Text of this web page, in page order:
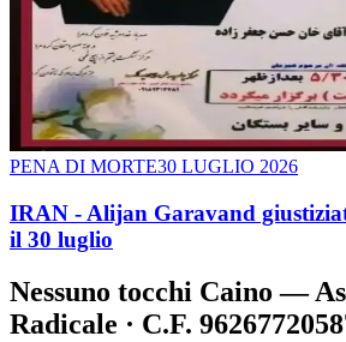
PENA DI MORTE30 LUGLIO 2026
IRAN - Alijan Garavand
il 30 luglio
Nessuno tocchi Caino —
Radicale · C.F.